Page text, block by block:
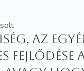
az
fejlődése